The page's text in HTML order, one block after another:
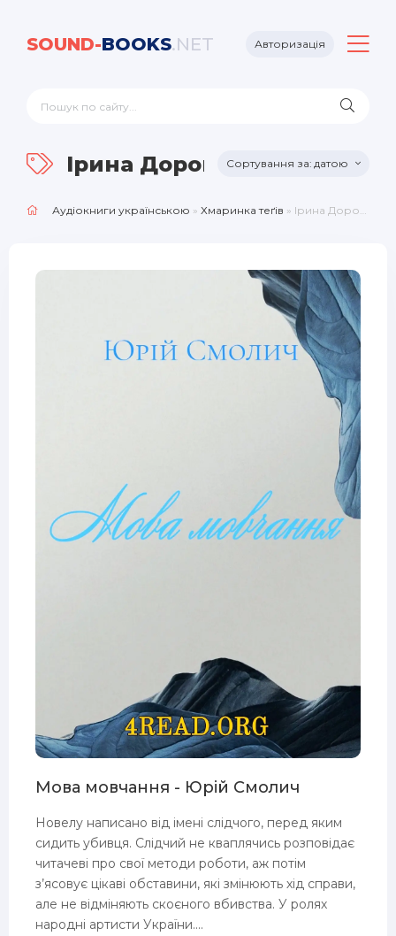
SOUND-BOOKS.NET Авторизація
Ірина Дорошенко датою
Аудіокниги українською » Хмаринка теґів » Ірина Дорошенко
Мова мовчання - Юрій Смолич
Новелу написано від імені слідчого, перед яким
сидить убивця. Слідчий не кваплячись розповідає
читачеві про свої методи роботи, аж потім
з’ясовує цікаві обставини, які змінюють хід справи,
але не відміняють скоєного вбивства. У ролях
народні артисти України....